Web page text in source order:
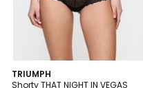
TRIUMPH
Shorty THAT NIGHT IN VEGAS